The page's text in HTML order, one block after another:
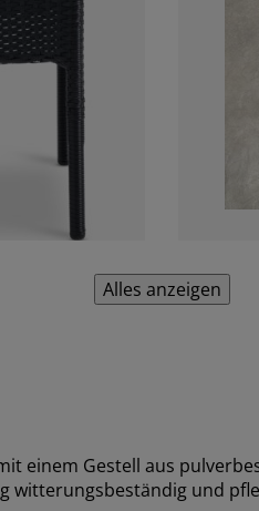
Alles anzeigen
einem Gestell aus
witterungsbeständig und